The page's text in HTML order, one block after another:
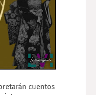
cuentos